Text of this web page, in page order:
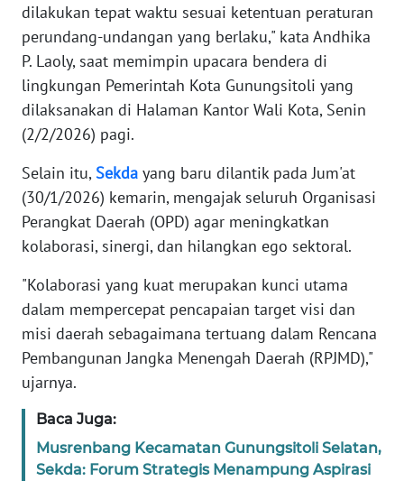
dilakukan tepat waktu sesuai ketentuan peraturan
perundang-undangan yang berlaku," kata Andhika
P. Laoly, saat memimpin upacara bendera di
lingkungan Pemerintah Kota Gunungsitoli yang
dilaksanakan di Halaman Kantor Wali Kota, Senin
(2/2/2026) pagi.
Selain itu, Sekda yang baru dilantik pada Jum'at
(30/1/2026) kemarin, mengajak seluruh Organisasi
Perangkat Daerah (OPD) agar meningkatkan
kolaborasi, sinergi, dan hilangkan ego sektoral.
"Kolaborasi yang kuat merupakan kunci utama
dalam mempercepat pencapaian target visi dan
misi daerah sebagaimana tertuang dalam Rencana
Pembangunan Jangka Menengah Daerah (RPJMD),"
ujarnya.
Baca Juga:
Musrenbang Kecamatan Gunungsitoli Selatan,
Sekda: Forum Strategis Menampung Aspirasi
WN
PAPUA
BARAT
WN
RIAU
WN
SERAMBI
WN
WN
SULTRA
NTB
WN
SULTENG